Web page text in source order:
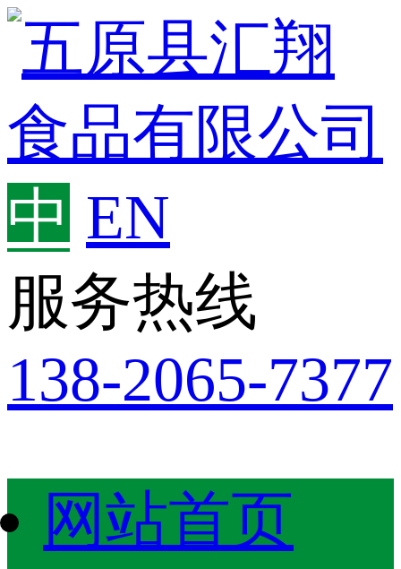
中 EN
服务热线
138-2065-7377
网站首页